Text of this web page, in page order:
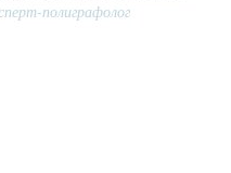
полиграфолог